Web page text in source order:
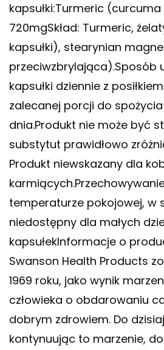
kapsułki:Turmeric
720mgSkład: Turmeric,
kapsułki), stearynian
przeciwzbrylająca).Sposób
kapsułki dziennie z
zalecanej porcji do
dnia.Produkt nie może być
substytut prawidłowo
Produkt niewskazany dla
temperaturze pokojowej, w
niedostępny dla małych
kapsułekInformacje o
Swanson Health Products
1969 roku, jako wynik
człowieka o obdarowaniu
dobrym zdrowiem. Do
kontynuując to marzenie,